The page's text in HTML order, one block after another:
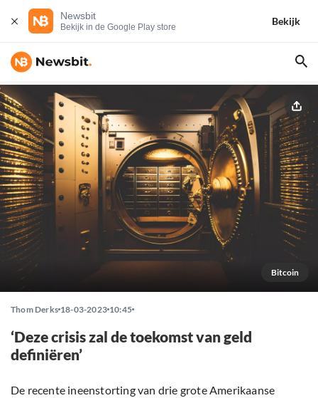
Newsbit
Bekijk in de Google Play store
Bekijk
Bitcoin
Thom Derks 18-03-2023 10:45
‘Deze crisis zal de toekomst van geld
definiëren’
De recente ineenstorting van drie grote Amerikaanse